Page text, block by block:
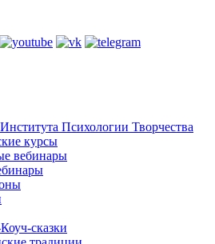
Психологии Творчества
курсы
вебинары
сказки